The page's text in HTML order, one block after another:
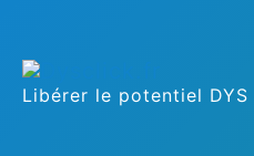
au
contenu
Libérer le potentiel